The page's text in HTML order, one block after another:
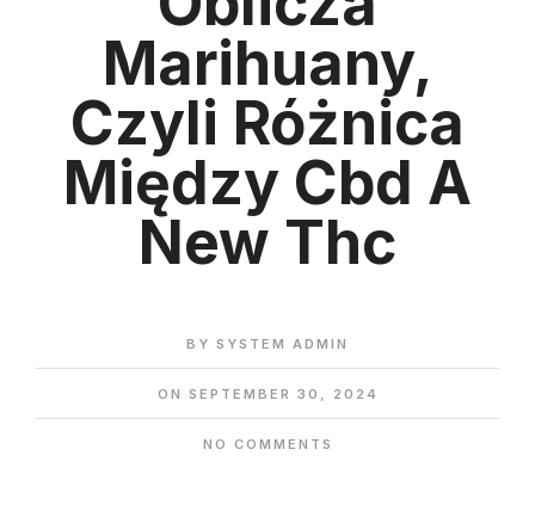
Marihuany,
Czyli Różnica
Między Cbd A
New Thc
BY SYSTEM ADMIN
ON SEPTEMBER 30, 2024
NO COMMENTS